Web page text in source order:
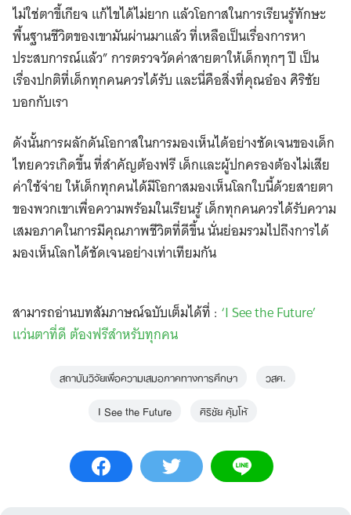
ไม่ใช่ตาขี้เกียจ แก้ไขได้ไม่ยาก แล้วโอกาสในการเรียนรู้ทักษะ
พื้นฐานชีวิตของเขามันผ่านมาแล้ว ที่เหลือเป็นเรื่องการหา
ประสบการณ์แล้ว” การตรวจวัดค่าสายตาให้เด็กทุกๆ ปี เป็น
เรื่องปกติที่เด็กทุกคนควรได้รับ และนี่คือสิ่งที่คุณอ๋อง ศิริชัย
บอกกับเรา
ดังนั้นการผลักดันโอกาสในการมองเห็นได้อย่างชัดเจนของเด็ก
ไทยควรเกิดขึ้น ที่สำคัญต้องฟรี เด็กและผู้ปกครองต้องไม่เสีย
ค่าใช้จ่าย ให้เด็กทุกคนได้มีโอกาสมองเห็นโลกใบนี้ด้วยสายตา
ของพวกเขาเพื่อความพร้อมในเรียนรู้ เด็กทุกคนควรได้รับความ
เสมอภาคในการมีคุณภาพชีวิตที่ดีขึ้น นั่นย่อมรวมไปถึงการได้
มองเห็นโลกได้ชัดเจนอย่างเท่าเทียมกัน
สามารถอ่านบทสัมภาษณ์ฉบับเต็มได้ที่ : ‘I See the Future’
แว่นตาที่ดี ต้องฟรีสำหรับทุกคน
สถาบันวิจัยเพื่อความเสมอภาคทางการศึกษา
วสศ.
I See the Future
ศิริชัย คุ้มโห้